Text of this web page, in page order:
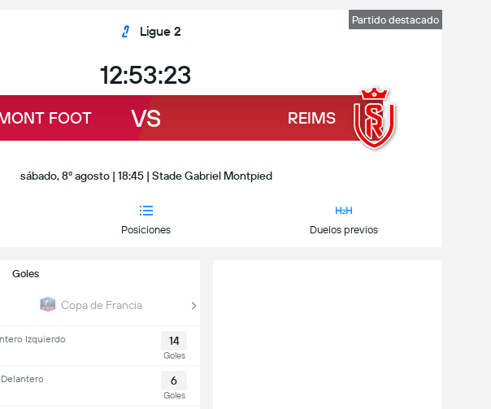
Partido destacado
Ligue 2
12:53:23
FOOT VS REIMS
sábado, 8º agosto | 18:45 | Stade Gabriel Montpied
Posiciones Duelos previos
Goles
Copa de Francia
Izquierdo
14
Goles
6
Goles